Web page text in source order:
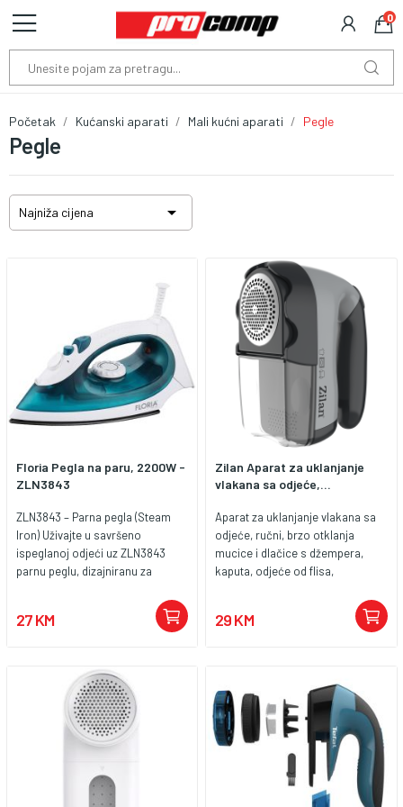
0
Pegle
Početak Kućanski aparati Mali kućni aparati Pegle
Najniža cijena 
Floria Pegla na paru, 2200W -
ZLN3843
ZLN3843 – Parna pegla (Steam
Iron) Uživajte u savršeno
ispeglanoj odjeći uz ZLN3843
parnu peglu, dizajniranu za
glačanje. Sa snažnih 2200 W
snage, kombinacijom suhog,
pegla pruža profesionalne
rezultate u udobnosti vašeg
doma. ZLN3843 nudi tri načina
glačanja – suho, s raspršivačem i
s parom – što omogućava
vrstama tkanina. Zahvaljujući
27 KM
Zilan Aparat za uklanjanje
vlakana sa odjeće,...
Aparat za uklanjanje vlakana sa
odjeće, ručni, brzo otklanja
mucice i dlačice s džempera,
kaputa, odjeće od flisa,
svjež izgled, napajanje 2 x LR14
baterije ili napojni adapter
29 KM